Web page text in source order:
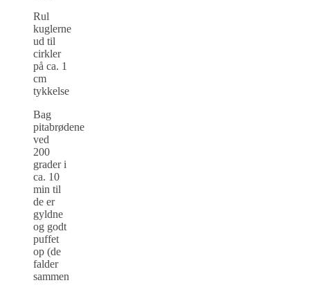
Rul
kuglerne
ud til
cirkler
på ca. 1
cm
tykkelse
Bag
pitabrødene
ved
200
grader i
ca. 10
min til
de er
gyldne
og godt
puffet
op (de
falder
sammen